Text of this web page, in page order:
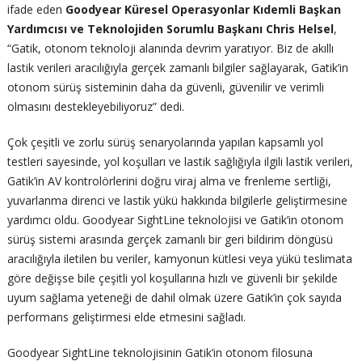
ifade eden Goodyear Küresel Operasyonlar Kıdemli Başkan
Yardımcısı ve Teknolojiden Sorumlu Başkanı Chris Helsel,
“Gatik, otonom teknoloji alanında devrim yaratıyor. Biz de akıllı
lastik verileri aracılığıyla gerçek zamanlı bilgiler sağlayarak, Gatik’in
otonom sürüş sisteminin daha da güvenli, güvenilir ve verimli
olmasını destekleyebiliyoruz” dedi.
Çok çeşitli ve zorlu sürüş senaryolarında yapılan kapsamlı yol
testleri sayesinde, yol koşulları ve lastik sağlığıyla ilgili lastik verileri,
Gatik’in AV kontrolörlerini doğru viraj alma ve frenleme sertliği,
yuvarlanma direnci ve lastik yükü hakkında bilgilerle geliştirmesine
yardımcı oldu. Goodyear SightLine teknolojisi ve Gatik’in otonom
sürüş sistemi arasında gerçek zamanlı bir geri bildirim döngüsü
aracılığıyla iletilen bu veriler, kamyonun kütlesi veya yükü teslimata
göre değişse bile çeşitli yol koşullarına hızlı ve güvenli bir şekilde
uyum sağlama yeteneği de dahil olmak üzere Gatik’in çok sayıda
performans geliştirmesi elde etmesini sağladı.
Goodyear SightLine teknolojisinin Gatik’in otonom filosuna